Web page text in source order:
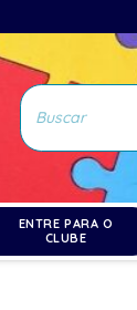
ENTRE PARA O
CLUBE